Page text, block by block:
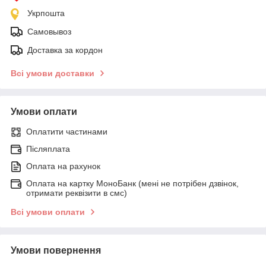
Укрпошта
Самовывоз
Доставка за кордон
Всі умови доставки
Умови оплати
Оплатити частинами
Післяплата
Оплата на рахунок
Оплата на картку МоноБанк (мені не потрібен дзвінок,
отримати реквізити в смс)
Всі умови оплати
Умови повернення